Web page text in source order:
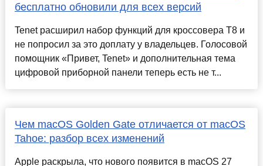
бесплатно обновили для всех версий
Tenet расширил набор функций для кроссовера T8 и
не попросил за это доплату у владельцев. Голосовой
помощник «Привет, Tenet» и дополнительная тема
цифровой приборной панели теперь есть не т...
Чем macOS Golden Gate отличается от macOS
Tahoe: разбор всех изменений
Apple раскрыла, что нового появится в macOS 27